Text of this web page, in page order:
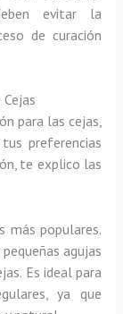
evitar la
de curación
para las cejas,
preferencias
te explico las
más populares.
agujas
Es ideal para
ya que